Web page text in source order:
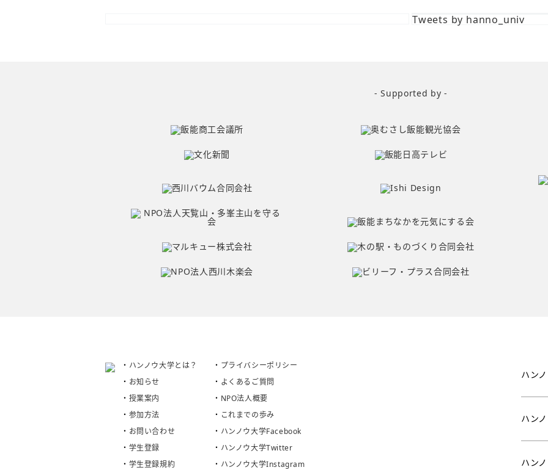
Tweets by hanno_univ
- Supported by -
ハンノウ大学とは？
お知らせ
授業案内
参加方法
お問い合わせ
学生登録
学生登録規約
プライバシーポリシー
よくあるご質問
NPO法人概要
これまでの歩み
ハンノウ大学Facebook
ハンノウ大学Twitter
ハンノウ大学Instagram
ハン
ハン
ハン